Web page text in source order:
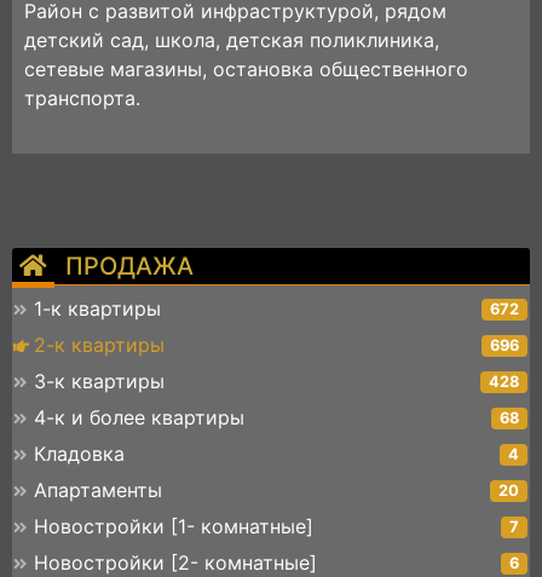
ПРОДАЖА
1-к квартиры 672
2-к квартиры 696
3-к квартиры 428
4-к и более квартиры 68
Кладовка 4
Апартаменты 20
Новостройки [1- комнатные] 7
Новостройки [2- комнатные] 6
Район с развитой инфраструктурой, рядом
детский сад, школа, детская поликлиника,
сетевые магазины, остановка общественного
транспорта.